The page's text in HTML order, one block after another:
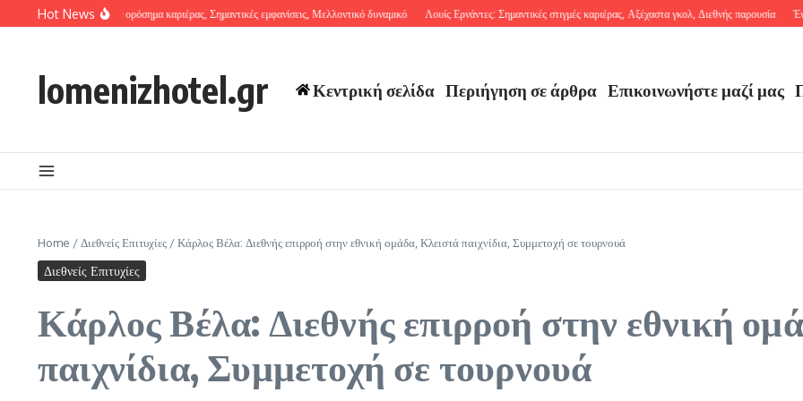
Skip to content
Hot News
Λαΐνες: Σημαντικά ορόσημα καριέρας, Σημαντικές εμφανίσεις, Μελλοντικό δυναμικό Λουίς Ερνάντες: Σημαντικές στιγμές καριέρας, Αξέχαστα γκολ, Διεθνής παρουσία Έντσον
lomenizhotel.gr Κεντρική σελίδα Περιήγηση σε άρθρα Επικοινωνήστε μαζί μας
Home / Διεθνείς Επιτυχίες /Κάρλος Βέλα: Διεθνής επιρροή στην εθνική ομάδα, Κλειστά παιχνίδια, Συμμετοχή σε τουρνουά
Διεθνείς Επιτυχίες
Κάρλος Βέλα: Διεθνής επιρροή στην εθνική
παιχνίδια, Συμμετοχή σε τουρνουά